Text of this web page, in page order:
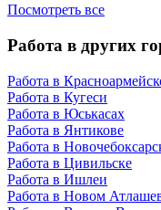
Посмотреть все
Работа в других
Работа в
Работа в Кугеси
Работа в Юськасах
Работа в Янтикове
Работа в
Работа в Цивильске
Работа в Ишлеи
Работа в Новом